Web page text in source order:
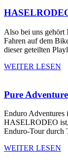
Also bei uns gehört
Fahren auf dem
dieser geteilten
WEITER LESEN
Pure
Enduro Adventures
HASELRODEO ist,
Enduro-Tour durch
WEITER LESEN